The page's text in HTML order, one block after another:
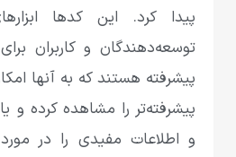
پیدا کرد. این کدها
توسعه‌دهندگان و کاربران
پیشرفته هستند که به آنها
پیشرفته‌تر را مشاهده کرده و
و اطلاعات مفیدی را در